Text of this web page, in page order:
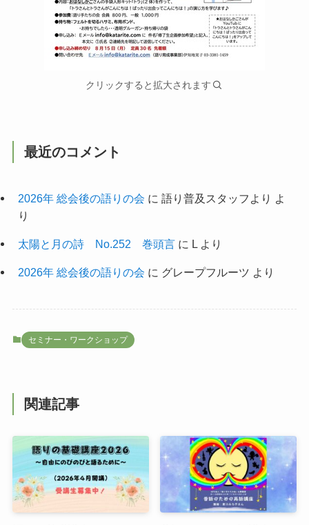
クリックすると拡大されます
最近のコメント
2026年 総会後の語りの会 に 語り普及スタッフより
よ
り
太陽と月の詩 No.252 巻頭言に L より
2026年 総会後の語りの会 に グレープフルーツ より
セミナー・ワークショップ
関連記事